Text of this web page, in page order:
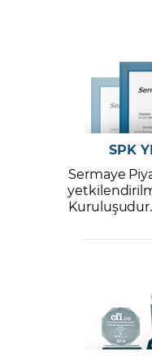
SPK
Sermaye